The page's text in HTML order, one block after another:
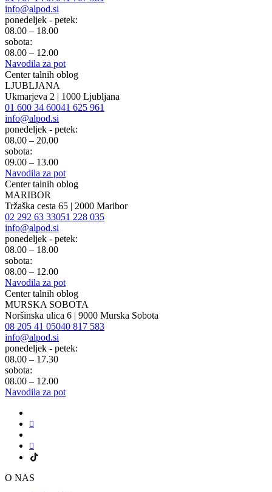
info@alpod.si
ponedeljek - petek:
08.00 – 18.00
sobota:
08.00 – 12.00
Navodila za pot
Center talnih oblog
LJUBLJANA
Ukmarjeva 2 | 1000 Ljubljana
01 600 34 60041 625 961
info@alpod.si
ponedeljek - petek:
08.00 – 20.00
sobota:
09.00 – 13.00
Navodila za pot
Center talnih oblog
MARIBOR
Tržaška cesta 65 | 2000 Maribor
02 292 63 33051 228 035
info@alpod.si
ponedeljek - petek:
08.00 – 18.00
sobota:
08.00 – 12.00
Navodila za pot
Center talnih oblog
MURSKA SOBOTA
Noršinska ulica 6 | 9000 Murska Sobota
08 205 41 05040 817 583
info@alpod.si
ponedeljek - petek:
08.00 – 17.30
sobota:
08.00 – 12.00
Navodila za pot
O NAS